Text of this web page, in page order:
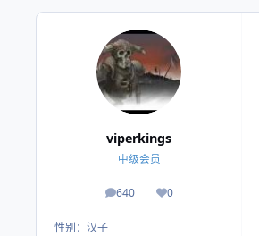
viperkings
中级会员
640
帖子 0
荣誉积分
性别： 汉子